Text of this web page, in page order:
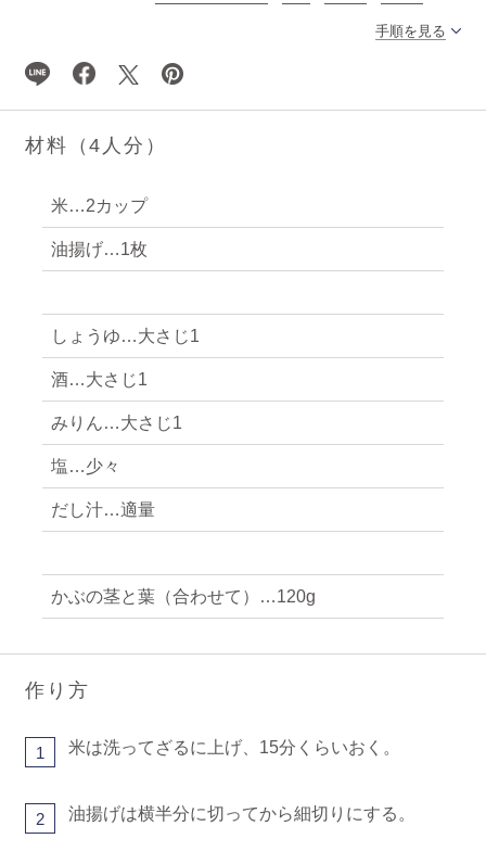
手順を見る
材料（4人分）
米…2カップ
油揚げ…1枚
しょうゆ…大さじ1
酒…大さじ1
みりん…大さじ1
塩…少々
だし汁…適量
かぶの茎と葉（合わせて）…120g
作り方
1 米は洗ってざるに上げ、15分くらいおく。
2 油揚げは横半分に切ってから細切りにする。